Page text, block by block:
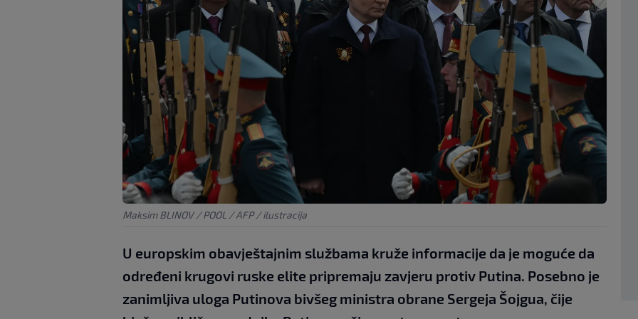
Maksim BLINOV / POOL / AFP / ilustracija
U europskim obavještajnim službama kruže informacije da je moguće da
određeni krugovi ruske elite pripremaju zavjeru protiv Putina. Posebno je
zanimljiva uloga Putinova bivšeg ministra obrane Sergeja Šojgua, čije